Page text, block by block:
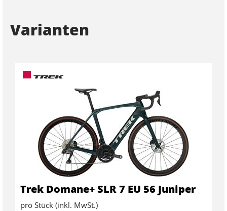
Varianten
Trek Domane+ SLR 7 EU 56 Juniper
pro Stück (inkl. MwSt.)